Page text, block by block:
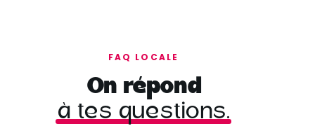
FAQ LOCALE
On répond
à tes questions.